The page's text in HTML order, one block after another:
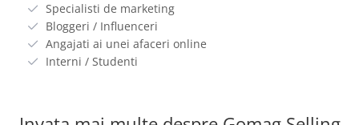
Specialisti de marketing
Bloggeri / Influenceri
Angajati ai unei afaceri online
Interni / Studenti